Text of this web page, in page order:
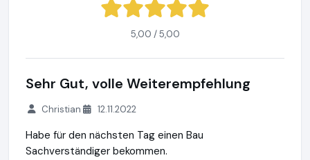
5,00 / 5,00
Sehr Gut, volle Weiterempfehlung
Christian 12.11.2022
Habe für den nächsten Tag einen Bau
Sachverständiger bekommen.